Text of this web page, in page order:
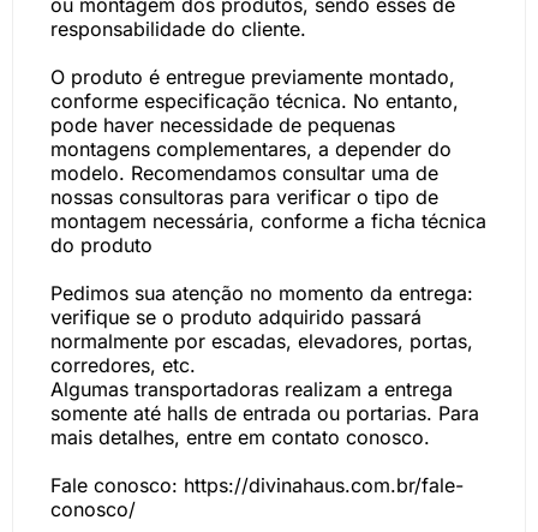
ou montagem dos produtos, sendo esses de
responsabilidade do cliente.
O produto é entregue previamente montado,
conforme especificação técnica. No entanto,
pode haver necessidade de pequenas
montagens complementares, a depender do
modelo. Recomendamos consultar uma de
nossas consultoras para verificar o tipo de
montagem necessária, conforme a ficha técnica
do produto
Pedimos sua atenção no momento da entrega:
verifique se o produto adquirido passará
normalmente por escadas, elevadores, portas,
corredores, etc.
Algumas transportadoras realizam a entrega
somente até halls de entrada ou portarias. Para
mais detalhes, entre em contato conosco.
Fale conosco: https://divinahaus.com.br/fale-
conosco/